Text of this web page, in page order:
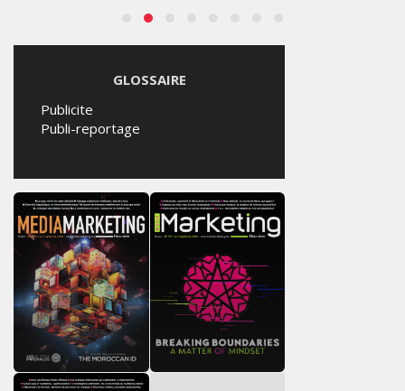
GLOSSAIRE
Publicite
Publi-reportage